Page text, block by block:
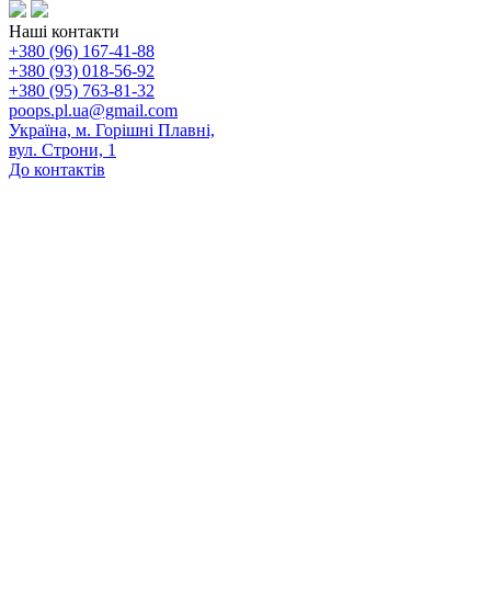
Наші контакти
+380 (96) 167-41-88
+380 (93) 018-56-92
+380 (95) 763-81-32
poops.pl.ua@gmail.com
Україна, м. Горішні Плавні,
вул. Строни, 1
До контактів